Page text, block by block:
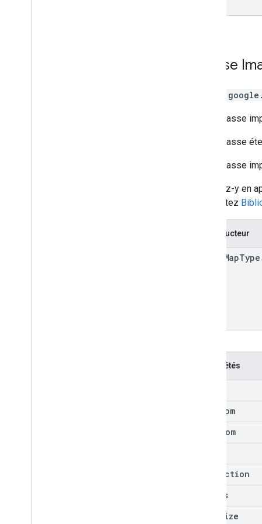
Classe
Cette classe
Cette classe
Cette classe
Accédez-y en
Consultez
Constructeur
MapType
Propriétés
Zoom
Zoom
projection
radius
Size